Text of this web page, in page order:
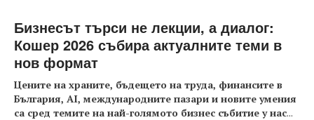
Бизнесът търси не лекции, а диалог:
Кошер 2026 събира актуалните теми в
нов формат
Цените на храните, бъдещето на труда, финансите в
България, AI, международните пазари и новите умения
са сред темите на най-голямото бизнес събитие у нас...